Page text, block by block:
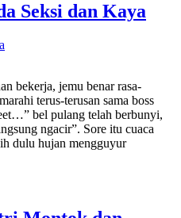
Seksi dan Kaya
bekerja, jemu benar rasa-
terus-terusan sama boss
bel pulang telah berbunyi,
ngacir”. Sore itu cuaca
dulu hujan mengguyur